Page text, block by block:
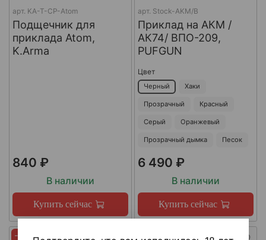
арт. KA-T-CP-Atom
Подщечник для
приклада Atom,
K.Arma
840 ₽
В наличии
Купить сейчас
арт. Stock-AKM/B
Приклад на АКМ /
АК74/ ВПО-209,
PUFGUN
Цвет
Черный Хаки
Прозрачный Красный
Серый Оранжевый
Прозрачный дымка Песок
6 490 ₽
В наличии
Купить сейчас
-45%